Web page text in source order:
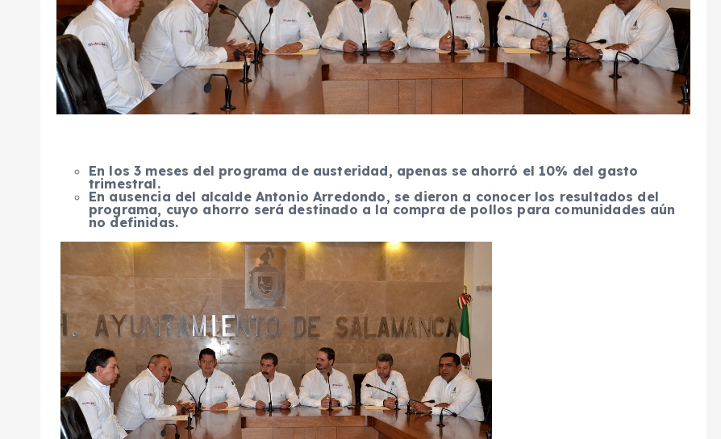
En los 3 meses del programa de austeridad, apenas se ahorró el 10% del gasto
trimestral.
En ausencia del alcalde Antonio Arredondo, se dieron a conocer los resultados del
programa, cuyo ahorro será destinado a la compra de pollos para comunidades aún
no definidas.